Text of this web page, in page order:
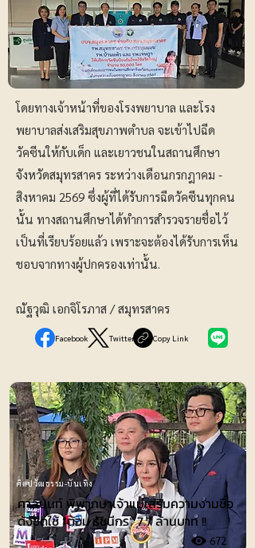
โดยทางเจ้าหน้าที่ของโรงพยาบาล และโรง
พยาบาลส่งเสริมสุขภาพตำบล จะเข้าไปฉีด
วัคซีนให้กับเด็ก และเยาวชนในสถานศึกษา
จังหวัดสมุทรสาคร ระหว่างเดือนกรกฎาคม -
สิงหาคม 2569 ซึ่งผู้ที่ได้รับการฉีดวัคซีนทุกคน
นั้น ทางสถานศึกษาได้ทำการสำรวจรายชื่อไว้
เป็นที่เรียบร้อยแล้ว เพราะจะต้องได้รับการเห็น
ชอบจากทางผู้ปกครองเท่านั้น.
ณัฐวุฒิ เอกจิโรภาส / สมุทรสาคร
Facebook Twitter Copy Link
ศิลปวัฒธรรม-บันเทิง
ศาลนนท์ พิพากษาเจ้าแม่เสริมความงามชื่อ
ดังชดใช้ ”ต้อม รัชนีกร“ 7.7 ล้านบาท !!
672